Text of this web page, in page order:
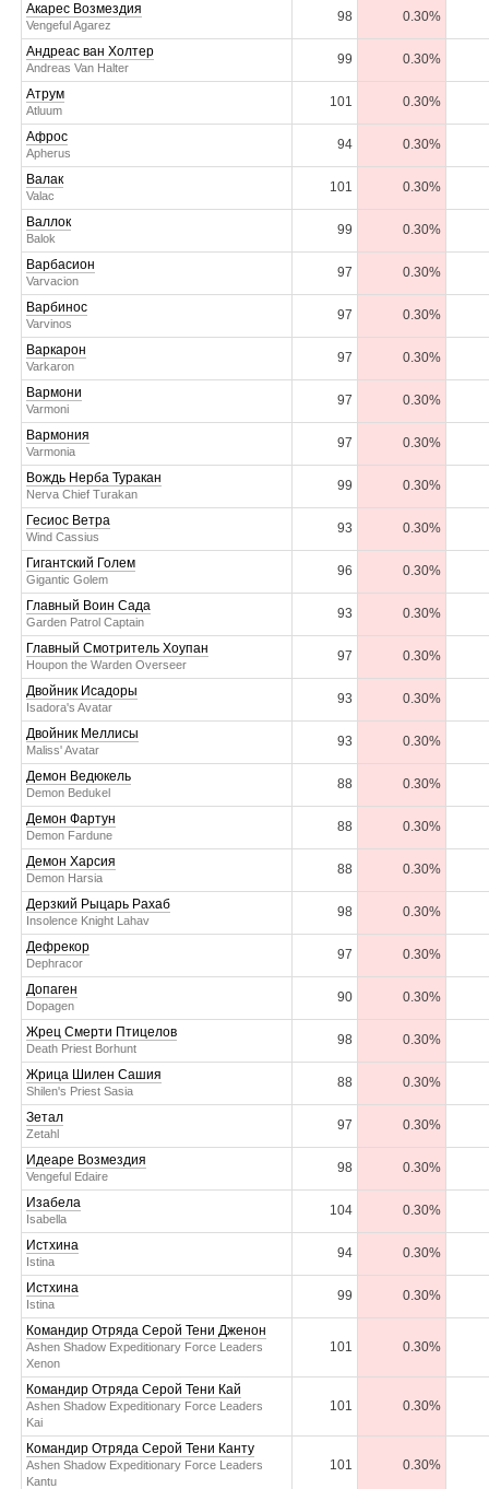
Акарес Возмездия
Vengeful Agarez
98 0.30%
Андреас ван Холтер
Andreas Van Halter
99 0.30%
Атрум
Atluum
101 0.30%
Афрос
Apherus
94 0.30%
Валак
Valac
101 0.30%
Валлок
Balok
99 0.30%
Варбасион
Varvacion
97 0.30%
Варбинос
Varvinos
97 0.30%
Варкарон
Varkaron
97 0.30%
Вармони
Varmoni
97 0.30%
Вармония
Varmonia
97 0.30%
Вождь Нерба Туракан
Nerva Chief Turakan
99 0.30%
Гесиос Ветра
Wind Cassius
93 0.30%
Гигантский Голем
Gigantic Golem
96 0.30%
Главный Воин Сада
Garden Patrol Captain
93 0.30%
Главный Смотритель Хоупан
Houpon the Warden Overseer
97 0.30%
Двойник Исадоры
Isadora's Avatar
93 0.30%
Двойник Меллисы
Maliss' Avatar
93 0.30%
Демон Ведюкель
Demon Bedukel
88 0.30%
Демон Фартун
Demon Fardune
88 0.30%
Демон Харсия
Demon Harsia
88 0.30%
Дерзкий Рыцарь Рахаб
Insolence Knight Lahav
98 0.30%
Дефрекор
Dephracor
97 0.30%
Допаген
Dopagen
90 0.30%
Жрец Смерти Птицелов
Death Priest Borhunt
98 0.30%
Жрица Шилен Сашия
Shilen's Priest Sasia
88 0.30%
Зетал
Zetahl
97 0.30%
Идеаре Возмездия
Vengeful Edaire
98 0.30%
Изабела
Isabella
104 0.30%
Истхина
Istina
94 0.30%
Истхина
Istina
99 0.30%
Командир Отряда Серой Тени Дженон
Ashen Shadow Expeditionary Force Leaders
Xenon
101 0.30%
Командир Отряда Серой Тени Кай
Ashen Shadow Expeditionary Force Leaders
Kai
101 0.30%
Командир Отряда Серой Тени Канту
Ashen Shadow Expeditionary Force Leaders
Kantu
101 0.30%